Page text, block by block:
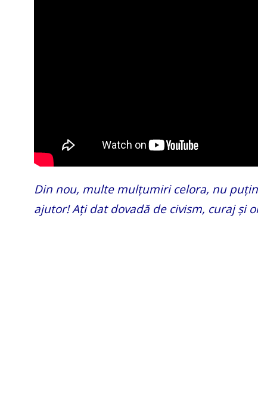
Din nou, multe mulțumiri celora, nu
ajutor! Ați dat dovadă de civism, curaj și